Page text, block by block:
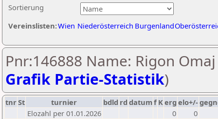
Sortierung
Vereinslisten:Wien Niederösterreich Burgenland
Pnr:146888 Name: Rigon
Grafik Partie-Statistik)
tnrSt turnier bdld rd datumf Kerg elo+/-
Elozahl per 01.01.2026
0
0